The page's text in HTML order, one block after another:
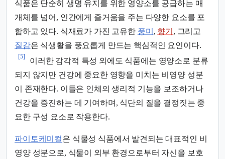
식품은 단순히 생명 유지를 위한 영양소를 공급하는 매
개체를 넘어, 인간에게 즐거움을 주는 다양한 요소를 포
함하고 있다. 식재료가 가진 고유한 풍미 , 향기 , 그리고
질감은 식생활을 풍요롭게 만드는 핵심적인 요인이다.
[5]
이러한 감각적 특성 외에도 식품에는 영양소로 분류
되지 않지만 건강에 중요한 영향을 미치는 비영양 성분
이 존재한다. 이들은 인체의 생리적 기능을 보조하거나
건강을 증진하는 데 기여하며, 식단의 질을 결정짓는 중
요한 구성 요소로 작용한다.
파이토케미컬은 식물성 식품에서 발견되는 대표적인 비
영양 성분으로, 식물이 외부 환경으로부터 자신을 보호